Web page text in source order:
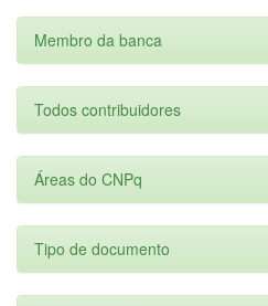
Membro da banca
Todos contribuidores
Áreas do CNPq
Tipo de documento